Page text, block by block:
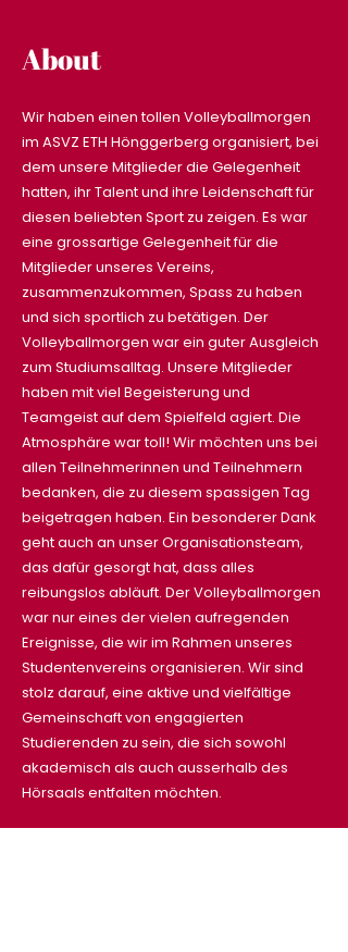
About
Wir haben einen tollen Volleyballmorgen
im ASVZ ETH Hönggerberg organisiert, bei
dem unsere Mitglieder die Gelegenheit
hatten, ihr Talent und ihre Leidenschaft für
diesen beliebten Sport zu zeigen. Es war
eine grossartige Gelegenheit für die
Mitglieder unseres Vereins,
zusammenzukommen, Spass zu haben
und sich sportlich zu betätigen. Der
Volleyballmorgen war ein guter Ausgleich
zum Studiumsalltag. Unsere Mitglieder
haben mit viel Begeisterung und
Teamgeist auf dem Spielfeld agiert. Die
Atmosphäre war toll! Wir möchten uns bei
allen Teilnehmerinnen und Teilnehmern
bedanken, die zu diesem spassigen Tag
beigetragen haben. Ein besonderer Dank
geht auch an unser Organisationsteam,
das dafür gesorgt hat, dass alles
reibungslos abläuft. Der Volleyballmorgen
war nur eines der vielen aufregenden
Ereignisse, die wir im Rahmen unseres
Studentenvereins organisieren. Wir sind
stolz darauf, eine aktive und vielfältige
Gemeinschaft von engagierten
Studierenden zu sein, die sich sowohl
akademisch als auch ausserhalb des
Hörsaals entfalten möchten.